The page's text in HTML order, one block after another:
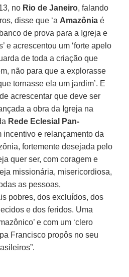
no Rio de Janeiro, falando
disse que ‘a Amazônia é
de prova para a Igreja e
e acrescentou um ‘forte apelo
de toda a criação que
não para que a explorasse
tornasse ela um jardim’. E
acrescentar que deve ser
a obra da Igreja na
Rede Eclesial Pan-
incentivo e relançamento da
fortemente desejada pelo
quer ser, com coragem e
missionária, misericordiosa,
as pessoas,
pobres, dos excluídos, dos
e dos feridos. Uma
e com um ‘clero
Francisco propôs no seu